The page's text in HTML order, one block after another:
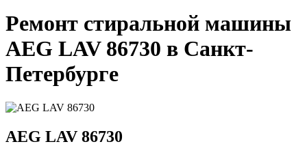
Ремонт стиральной машины
AEG LAV 86730 в Санкт-
Петербурге
AEG LAV 86730